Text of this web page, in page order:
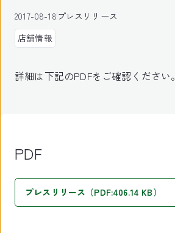
2017-08-18プレスリリース
店舗情報
詳細は下記のPDFをご確認ください。
PDF
プレスリリース（PDF:406.14 KB）